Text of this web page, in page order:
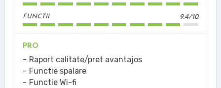
FUNCTII 9.4/10
PRO
Raport calitate/pret avantajos
Functie spalare
Functie Wi-fi